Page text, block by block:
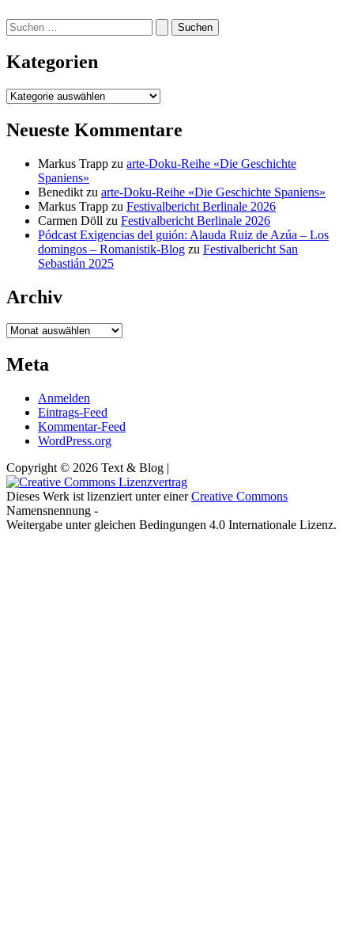
Suchen
nach:
Kategorien
Kategorien
Neueste Kommentare
Markus Trapp zu arte-Doku-Reihe «Die Geschichte
Spaniens»
Benedikt zu arte-Doku-Reihe «Die Geschichte Spaniens»
Markus Trapp zu Festivalbericht Berlinale 2026
Carmen Döll zu Festivalbericht Berlinale 2026
Pódcast Exigencias del guión: Alauda Ruiz de Azúa – Los
domingos – Romanistik-Blog zu Festivalbericht San
Sebastián 2025
Archiv
Archiv
Meta
Anmelden
Eintrags-Feed
Kommentar-Feed
WordPress.org
Copyright © 2026 Text & Blog |
Dieses Werk ist lizenziert unter einerCreative Commons
Namensnennung -
Weitergabe unter gleichen Bedingungen 4.0 Internationale Lizenz.